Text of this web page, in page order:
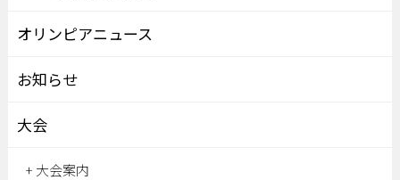
オリンピアニュース
お知らせ
大会
大会案内